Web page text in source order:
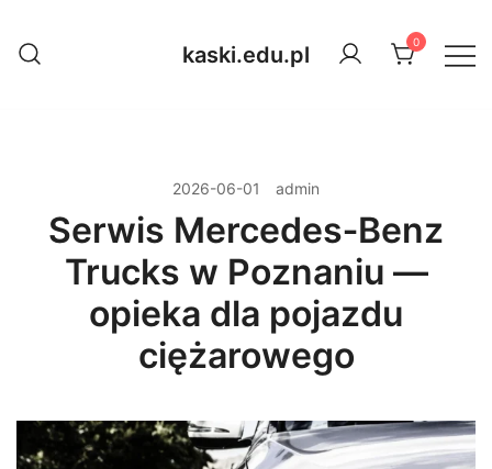
do
treści
kaski.edu.pl 0
2026-06-01 admin
Serwis Mercedes‑Benz
Trucks w Poznaniu —
opieka dla pojazdu
ciężarowego